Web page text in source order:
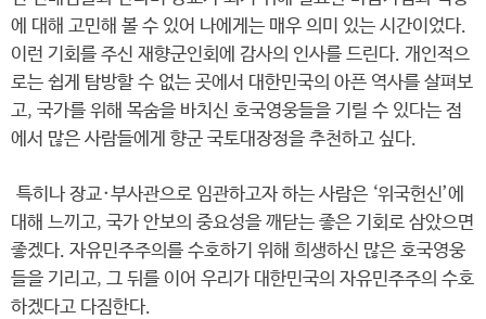
에 대해 고민해 볼 수 있어 나에게는 매우 의미 있는 시간이었다.
이런 기회를 주신 재향군인회에 감사의 인사를 드린다. 개인적으
로는 쉽게 탐방할 수 없는 곳에서 대한민국의 아픈 역사를 살펴보
고, 국가를 위해 목숨을 바치신 호국영웅들을 기릴 수 있다는 점
에서 많은 사람들에게 향군 국토대장정을 추천하고 싶다.
특히나 장교·부사관으로 임관하고자 하는 사람은 ‘위국헌신’에
대해 느끼고, 국가 안보의 중요성을 깨닫는 좋은 기회로 삼았으면
좋겠다. 자유민주주의를 수호하기 위해 희생하신 많은 호국영웅
들을 기리고, 그 뒤를 이어 우리가 대한민국의 자유민주주의 수호
하겠다고 다짐한다.